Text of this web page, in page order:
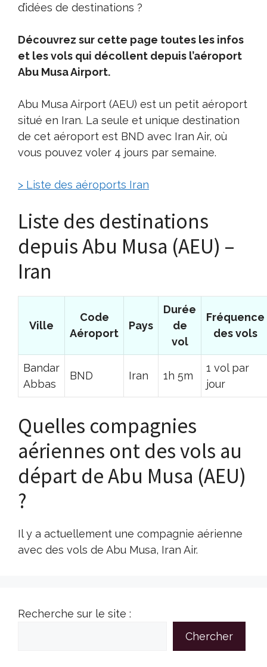
d’idées de destinations ?
Découvrez sur cette page toutes les infos
et les vols qui décollent depuis l’aéroport
Abu Musa Airport.
Abu Musa Airport (AEU) est un petit aéroport
situé en Iran. La seule et unique destination
de cet aéroport est BND avec Iran Air, où
vous pouvez voler 4 jours par semaine.
> Liste des aéroports Iran
Liste des destinations
depuis Abu Musa (AEU) –
Iran
Ville
Code
Aéroport
Pays
Durée
de
vol
Fréquence
des vols
Bandar
Abbas
BND Iran 1h 5m
1 vol par
jour
Quelles compagnies
aériennes ont des vols au
départ de Abu Musa (AEU)
?
Il y a actuellement une compagnie aérienne
avec des vols de Abu Musa, Iran Air.
Recherche sur le site :
Chercher